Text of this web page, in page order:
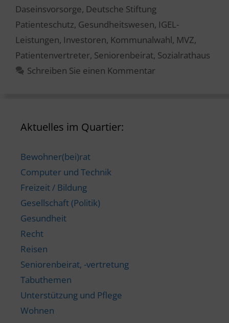
Daseinsvorsorge, Deutsche Stiftung
Patienteschutz, Gesundheitswesen, IGEL-
Leistungen, Investoren, Kommunalwahl, MVZ,
Patientenvertreter, Seniorenbeirat, Sozialrathaus
Schreiben Sie einen Kommentar
Aktuelles im Quartier:
Bewohner(bei)rat
Computer und Technik
Freizeit / Bildung
Gesellschaft (Politik)
Gesundheit
Recht
Reisen
Seniorenbeirat, -vertretung
Tabuthemen
Unterstützung und Pflege
Wohnen